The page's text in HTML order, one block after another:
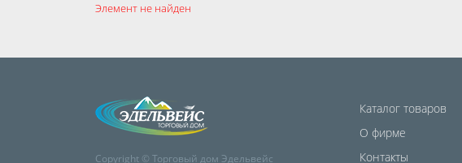
Элемент не найден
Copyright © Торговый дом Эдельвейс
Каталог товаров
О фирме
Контакты